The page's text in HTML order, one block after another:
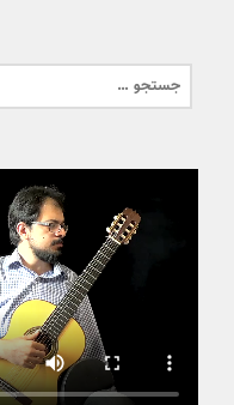
جستجو
برای: